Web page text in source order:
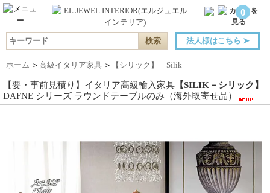
0
法人様はこちら ➤
ホーム ＞ 高級イタリア家具 ＞ 【シリック】 Silik
【要・事前見積り】イタリア高級輸入家具 【SILIK－シリック】
DAFNE シリーズ ラウンドテーブルのみ（海外取寄せ品）